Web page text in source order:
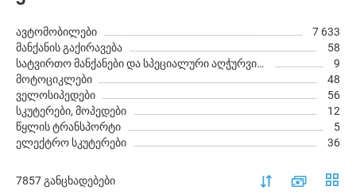
ავტომობილები
7 633
მანქანის გაქირავება
58
სატვირთო მანქანები და სპეციალური აღჭურვილობა
9
მოტოციკლები
48
ველოსიპედები
56
სკუტერები, მოპედები
12
წყლის ტრანსპორტი
5
ელექტრო სკუტერები
36
7857 განცხადებები